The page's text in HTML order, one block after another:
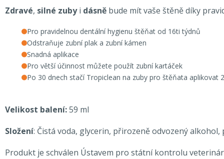
Zdravé, silné zubyi dásně bude mít vaše štěně díky
Pro pravidelnou dentální hygienu štěňat od 16ti týdnů
Odstraňuje zubní plak a zubní kámen
Snadná aplikace
Pro větší účinnost můžete použít zubní kartáček
Po 30 dnech stačí Tropiclean na zuby pro štěňata aplikovat
Velikost balení:59 ml
Složení: Čistá voda, glycerin, přirozeně odvozený
Produkt je schválen Ústavem pro státní kontrolu